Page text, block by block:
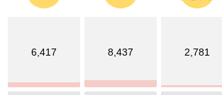
6,417 8,437 2,781